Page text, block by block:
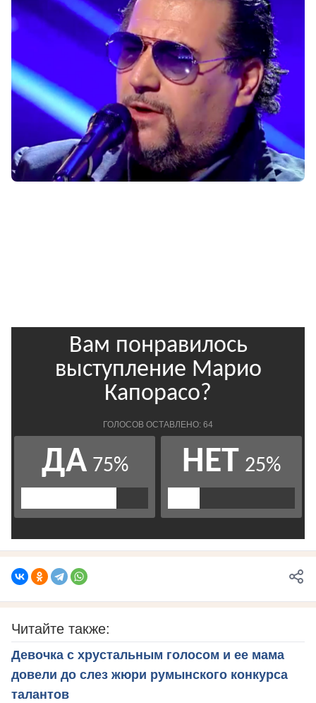
Читайте также:
Девочка с хрустальным голосом и ее мама
довели до слез жюри румынского конкурса
талантов